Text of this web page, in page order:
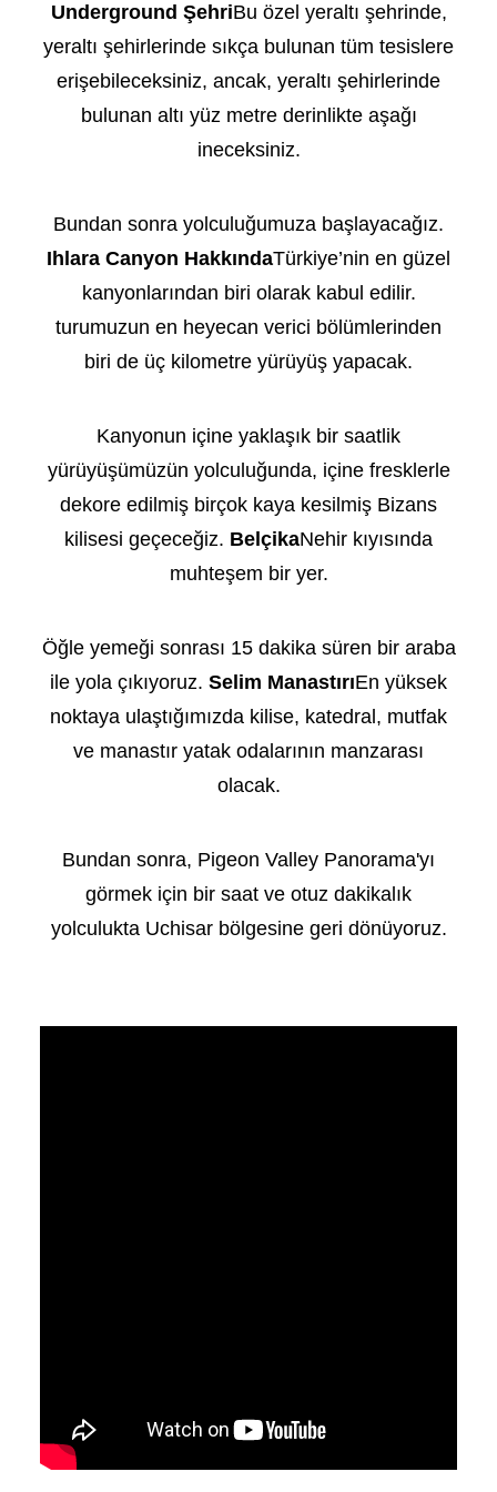
Underground ŞehriBu özel yeraltı şehrinde,
yeraltı şehirlerinde sıkça bulunan tüm tesislere
erişebileceksiniz, ancak, yeraltı şehirlerinde
bulunan altı yüz metre derinlikte aşağı
ineceksiniz.
Bundan sonra yolculuğumuza başlayacağız.
Ihlara Canyon HakkındaTürkiye’nin en güzel
kanyonlarından biri olarak kabul edilir.
turumuzun en heyecan verici bölümlerinden
biri de üç kilometre yürüyüş yapacak.
Kanyonun içine yaklaşık bir saatlik
yürüyüşümüzün yolculuğunda, içine fresklerle
dekore edilmiş birçok kaya kesilmiş Bizans
kilisesi geçeceğiz. BelçikaNehir kıyısında
muhteşem bir yer.
Öğle yemeği sonrası 15 dakika süren bir araba
ile yola çıkıyoruz. Selim ManastırıEn yüksek
noktaya ulaştığımızda kilise, katedral, mutfak
ve manastır yatak odalarının manzarası
olacak.
Bundan sonra, Pigeon Valley Panorama'yı
görmek için bir saat ve otuz dakikalık
yolculukta Uchisar bölgesine geri dönüyoruz.